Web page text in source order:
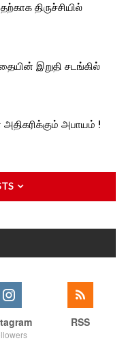
திருச்சியில்
இறுதி சடங்கில்
அபாயம் !
RSS